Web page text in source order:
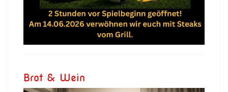
Brot & Wein